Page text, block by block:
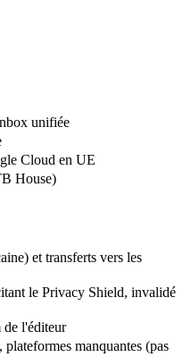
unifiée
Cloud en UE
House)
et transferts vers les
le Privacy Shield, invalidé
de l'éditeur
manquantes (pas